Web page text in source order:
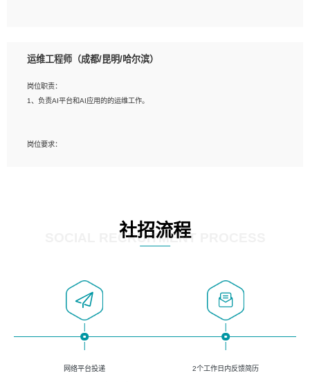
2、熟悉linux命令；
4、熟练使用oracle、mysql进行开发；
5、熟悉流程开发如使用activiti；
运维工程师（成都/昆明/哈尔滨）
岗位职责：
1、负责AI平台和AI应用的的运维工作。
岗位要求：
4、掌握DevOps思想、方法和流程。Jenkins工具使用；
5、掌握常见中间件配置与优化，如mysql、nginx等；
社招流程
SOCIAL RECRUITMENT PROCESS
网络平台投递 2个工作日内反馈简历